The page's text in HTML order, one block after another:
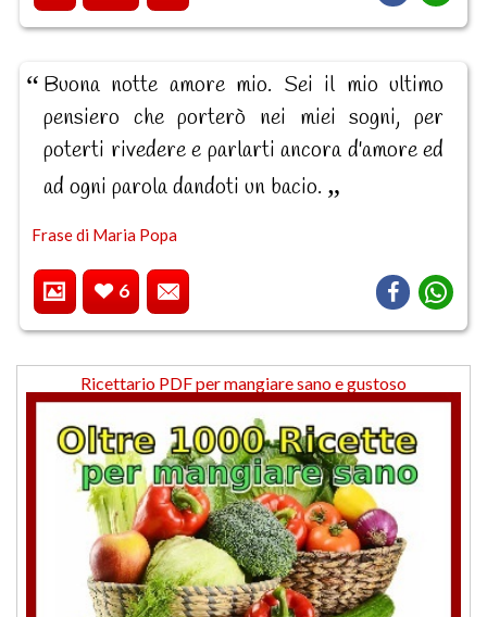
Buona notte amore mio. Sei il mio ultimo
pensiero che porterò nei miei sogni, per
poterti rivedere e parlarti ancora d'amore ed
ad ogni parola dandoti un bacio.
Frase di Maria Popa
6
Ricettario PDF per mangiare sano e gustoso